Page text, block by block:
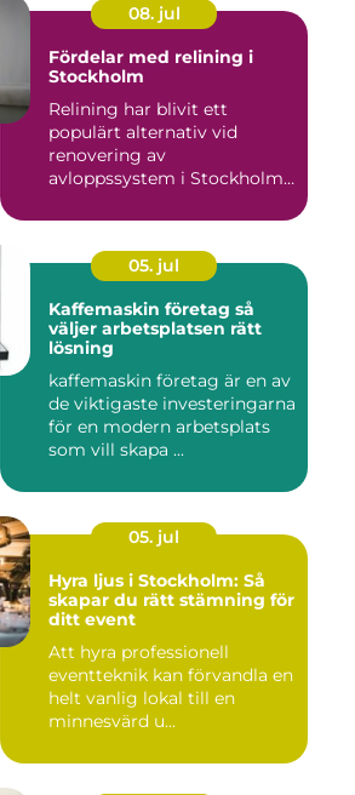
08. jul
Fördelar med relining i
Stockholm
Relining har blivit ett
populärt alternativ vid
renovering av
avloppssystem i Stockholm.
05. jul
Kaffemaskin företag så
väljer arbetsplatsen rätt
lösning
kaffemaskin företag är en av
de viktigaste investeringarna
för en modern arbetsplats
som vill skapa ...
05. jul
Hyra ljus i Stockholm: Så
skapar du rätt stämning för
ditt event
Att hyra professionell
eventteknik kan förvandla en
helt vanlig lokal till en
minnesvärd u...